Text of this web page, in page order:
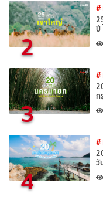
2
#
ปี
3
#
ก
4
#
วั